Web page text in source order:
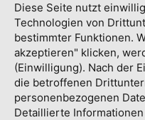
Diese Seite nutzt
Technologien von
bestimmter Funktionen.
akzeptieren" klicken,
(Einwilligung). Nach der
die betroffenen
personenbezogenen
Detaillierte